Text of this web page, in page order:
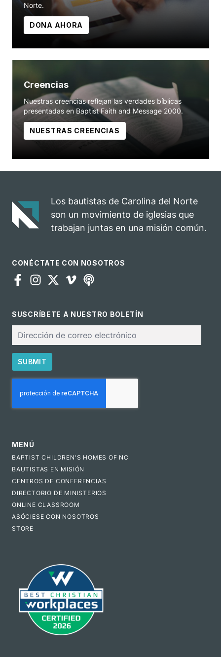
Norte.
DONA AHORA
Creencias
Nuestras creencias reflejan las verdades bíblicas
presentadas en Baptist Faith and Message 2000.
NUESTRAS CREENCIAS
Los bautistas de Carolina del Norte
son un movimiento de iglesias que
trabajan juntas en una misión común.
CONÉCTATE CON NOSOTROS
SUSCRÍBETE A NUESTRO BOLETÍN
electrónico
SUBMIT
MENÚ
BAPTIST CHILDREN'S HOMES OF NC
BAUTISTAS EN MISIÓN
CENTROS DE CONFERENCIAS
DIRECTORIO DE MINISTERIOS
ONLINE CLASSROOM
ASÓCIESE CON NOSOTROS
STORE